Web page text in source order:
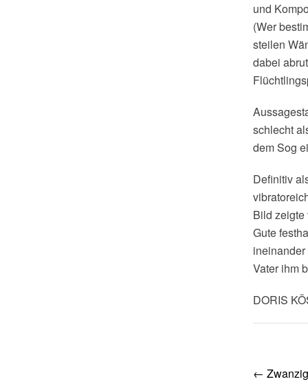
und
(Wer
steilen
dabei
schlecht
dem Sog
Definitiv
Bild
Gute
Vater ihm
DORIS
Post
←